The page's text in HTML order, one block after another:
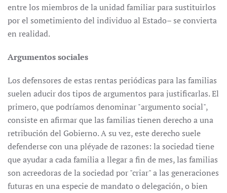
entre los miembros de la unidad familiar para sustituirlos
por el sometimiento del individuo al Estado– se convierta
en realidad.
Argumentos sociales
Los defensores de estas rentas periódicas para las familias
suelen aducir dos tipos de argumentos para justificarlas. El
primero, que podríamos denominar "argumento social",
consiste en afirmar que las familias tienen derecho a una
retribución del Gobierno. A su vez, este derecho suele
defenderse con una pléyade de razones: la sociedad tiene
que ayudar a cada familia a llegar a fin de mes, las familias
son acreedoras de la sociedad por "criar" a las generaciones
futuras en una especie de mandato o delegación, o bien